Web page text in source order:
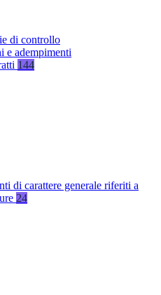
di controllo
e adempimenti
144
di carattere generale riferiti a
24